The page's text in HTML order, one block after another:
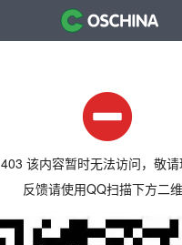
403 该内容暂时无法访问，敬请
反馈请使用QQ扫描下方二